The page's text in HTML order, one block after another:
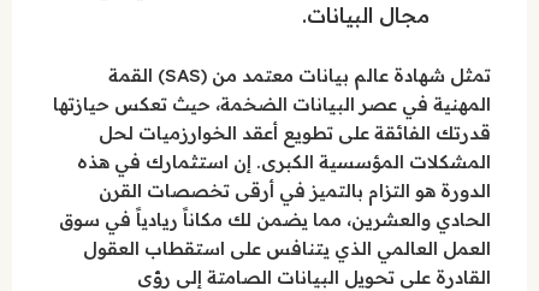
مجال البيانات.
تمثل شهادة عالم بيانات معتمد من (SAS) القمة
المهنية في عصر البيانات الضخمة، حيث تعكس حيازتها
قدرتك الفائقة على تطويع أعقد الخوارزميات لحل
المشكلات المؤسسية الكبرى. إن استثمارك في هذه
الدورة هو التزام بالتميز في أرقى تخصصات القرن
الحادي والعشرين، مما يضمن لك مكاناً ريادياً في سوق
العمل العالمي الذي يتنافس على استقطاب العقول
القادرة على تحويل البيانات الصامتة إلى رؤى